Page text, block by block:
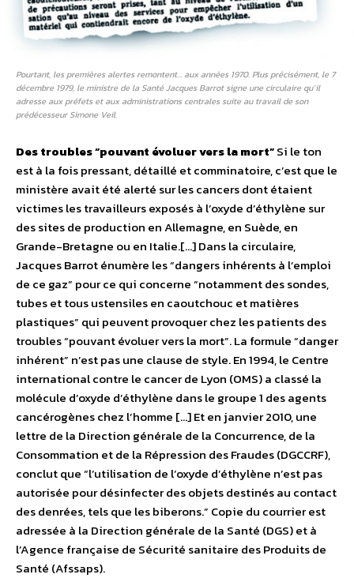
Pourtant, les premières alertes remontent… aux années 1970. Plus précisément, le 7
décembre 1979, le ministre de la Santé Jacques Barrot signe une circulaire qu’il
adresse aux préfets et aux administrations centrales suite au travail de son
prédécesseur Simone Veil.
Des troubles “pouvant évoluer vers la mort”Si le ton
est à la fois pressant, détaillé et comminatoire, c’est que le
ministère avait été alerté sur les cancers dont étaient
victimes les travailleurs exposés à l’oxyde d’éthylène sur
des sites de production en Allemagne, en Suède, en
Grande-Bretagne ou en Italie.[…] Dans la circulaire,
Jacques Barrot énumère les “dangers inhérents à l’emploi
de ce gaz” pour ce qui concerne “notamment des sondes,
tubes et tous ustensiles en caoutchouc et matières
plastiques” qui peuvent provoquer chez les patients des
troubles “pouvant évoluer vers la mort”. La formule “danger
inhérent” n’est pas une clause de style. En 1994, le Centre
international contre le cancer de Lyon (OMS) a classé la
molécule d’oxyde d’éthylène dans le groupe 1 des agents
cancérogènes chez l’homme […] Et en janvier 2010, une
lettre de la Direction générale de la Concurrence, de la
Consommation et de la Répression des Fraudes (DGCCRF),
conclut que “l’utilisation de l’oxyde d’éthylène n’est pas
autorisée pour désinfecter des objets destinés au contact
des denrées, tels que les biberons.” Copie du courrier est
adressée à la Direction générale de la Santé (DGS) et à
l’Agence française de Sécurité sanitaire des Produits de
Santé (Afssaps).